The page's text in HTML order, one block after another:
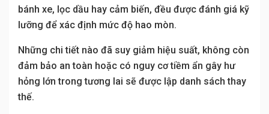
bánh xe, lọc dầu hay cảm biến, đều được đánh giá kỹ
lưỡng để xác định mức độ hao mòn.
Những chi tiết nào đã suy giảm hiệu suất, không còn
đảm bảo an toàn hoặc có nguy cơ tiềm ẩn gây hư
hỏng lớn trong tương lai sẽ được lập danh sách thay
thế.